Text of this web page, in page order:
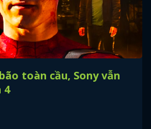
toàn cầu, Sony vẫn
4